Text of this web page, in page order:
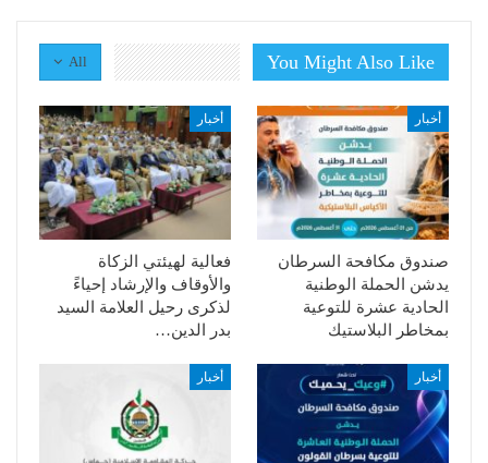
All You Might Also Like
أخبار
صندوق مكافحة السرطان
يدشن الحملة الوطنية
الحادية عشرة للتوعية
بمخاطر البلاستيك
أخبار
فعالية لهيئتي الزكاة
والأوقاف والإرشاد إحياءً
لذكرى رحيل العلامة السيد
بدر الدين…
أخبار أخبار